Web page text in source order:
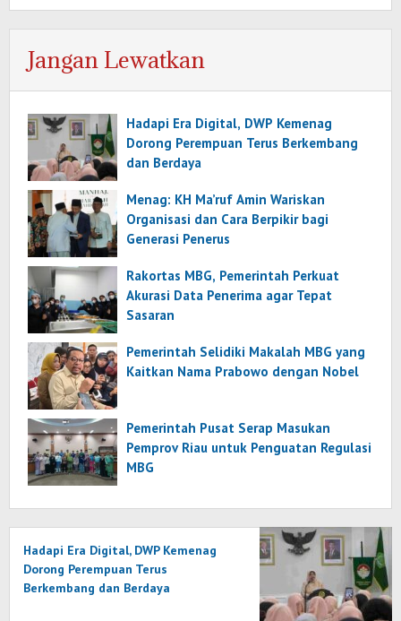
Jangan Lewatkan
Hadapi Era Digital, DWP Kemenag
Dorong Perempuan Terus Berkembang
dan Berdaya
Menag: KH Ma’ruf Amin Wariskan
Organisasi dan Cara Berpikir bagi
Generasi Penerus
Rakortas MBG, Pemerintah Perkuat
Akurasi Data Penerima agar Tepat
Sasaran
Pemerintah Selidiki Makalah MBG yang
Kaitkan Nama Prabowo dengan Nobel
Pemerintah Pusat Serap Masukan
Pemprov Riau untuk Penguatan Regulasi
MBG
Hadapi Era Digital, DWP Kemenag
Dorong Perempuan Terus
Berkembang dan Berdaya